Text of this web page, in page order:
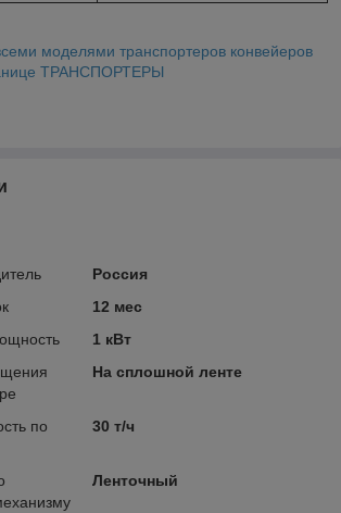
моделями транспортеров конвейеров
ТРАНСПОРТЕРЫ
Россия
12 мес
1 кВт
На сплошной ленте
по
30 т/ч
Ленточный